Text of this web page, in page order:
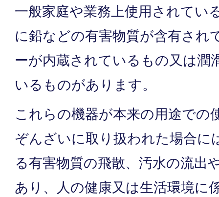
一般家庭や業務上使用されてい
に鉛などの有害物質が含有され
ーが内蔵されているもの又は潤
いるものがあります。
これらの機器が本来の用途での
ぞんざいに取り扱われた場合に
る有害物質の飛散、汚水の流出
あり、人の健康又は生活環境に